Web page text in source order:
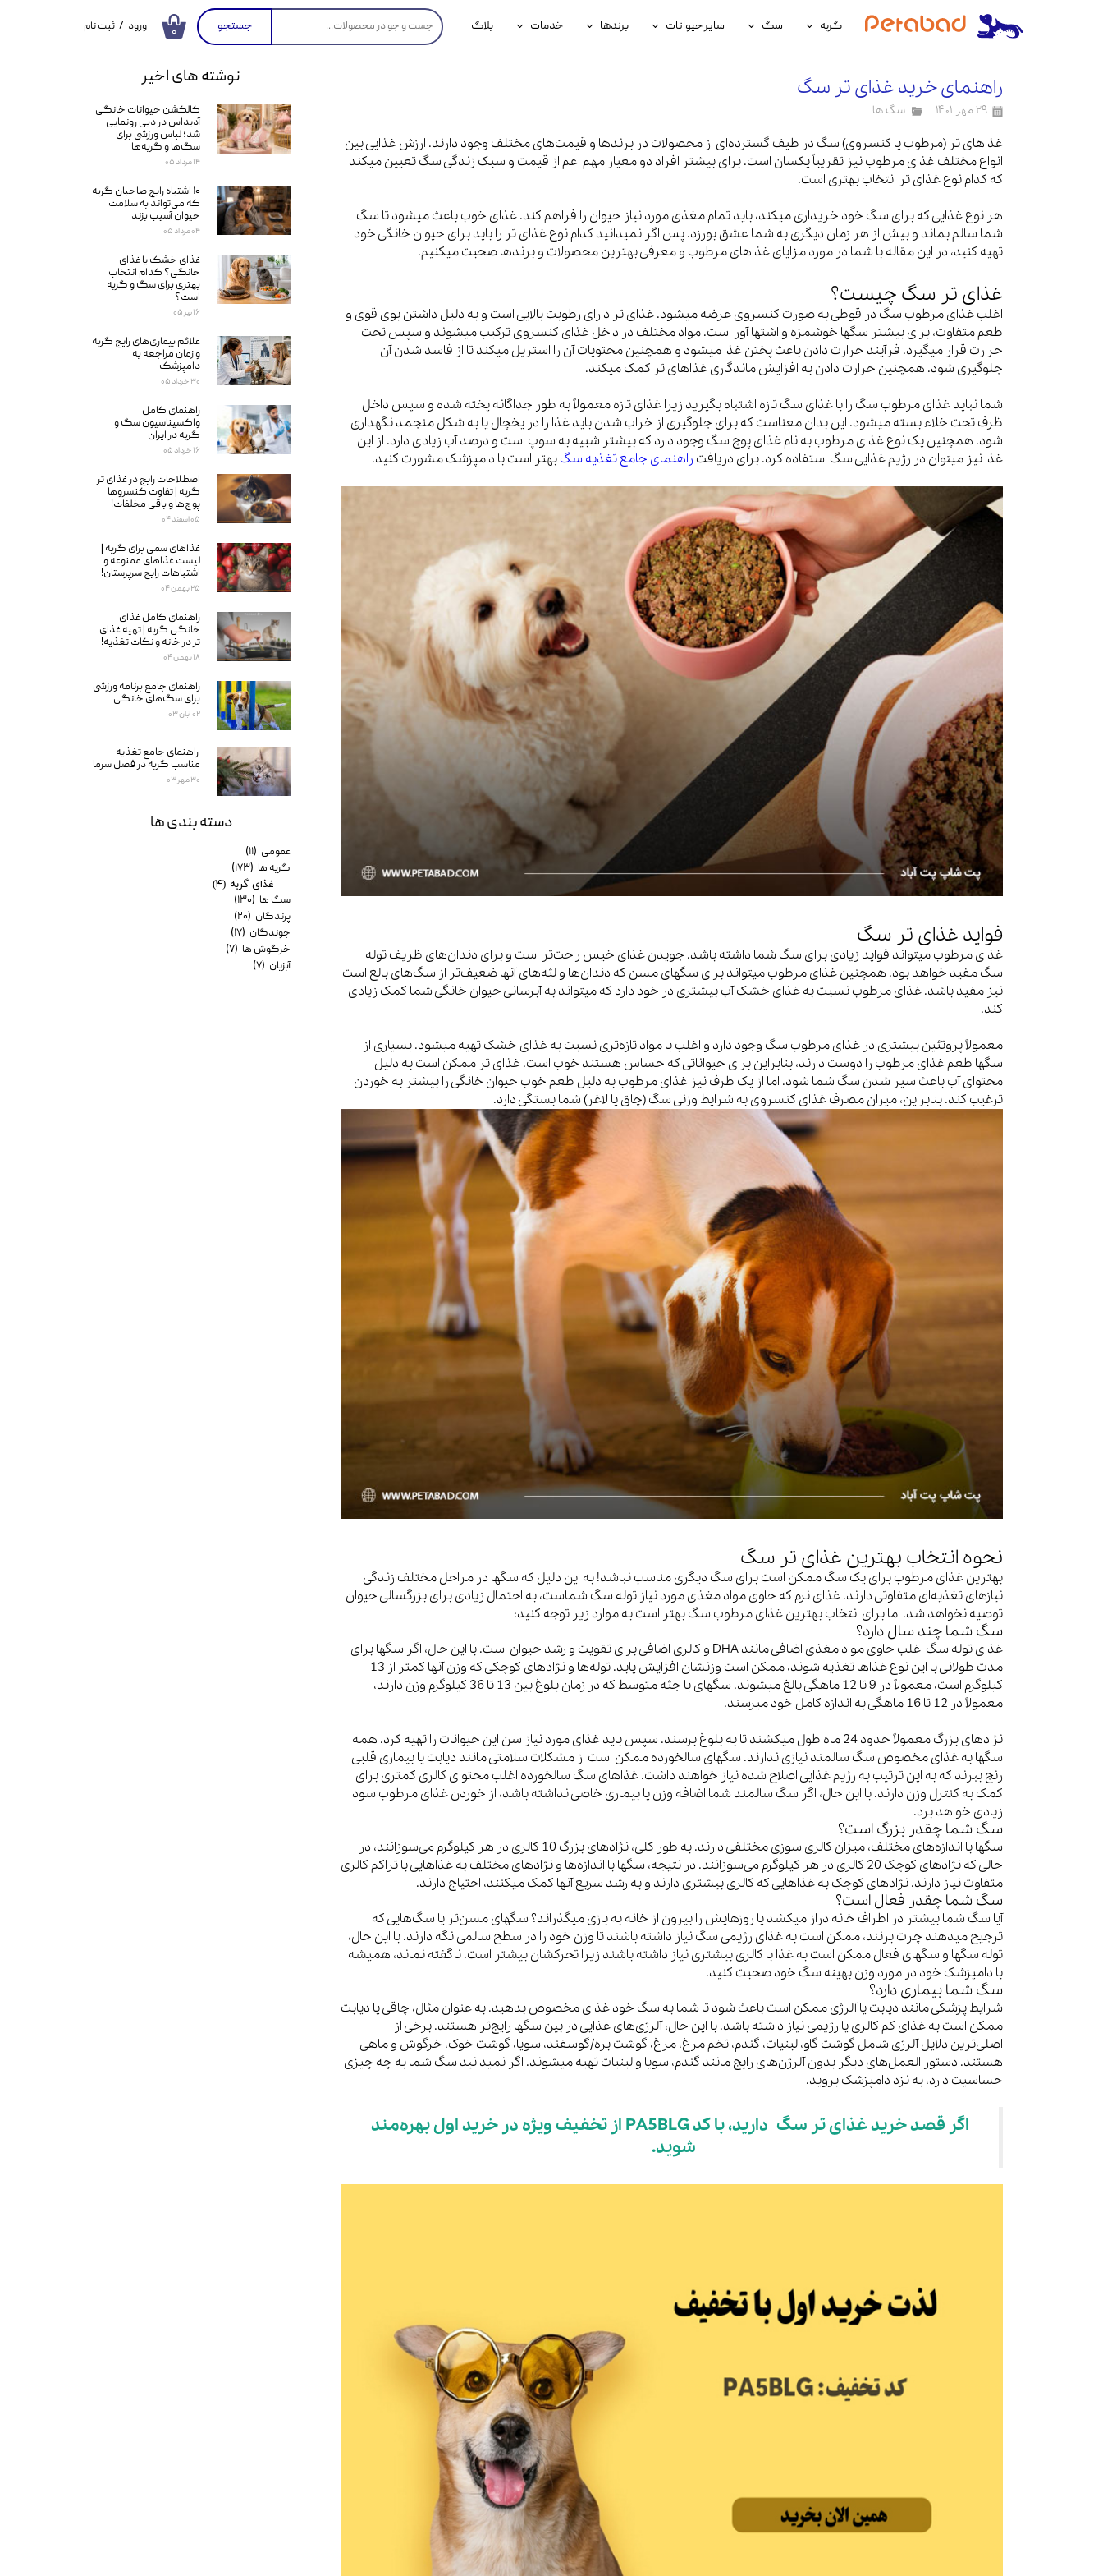
۰ جستجو گربه
لوازم نگهداری گربه
آرایشی و بهداشتی گربه
سگ
آرایشی و بهداشتی سگ
سایر حیوانات برندها
بیفار
رولی
شایر
نیناپت
وینستون
ونپی
خدمات بلاگ ورود / ثبت نام
سفارشات
خروج از حساب
راهنمای خرید غذای تر سگ
۲۹ مهر ۱۴۰۱ سگ ها
غذاهای تر (مرطوب یا کنسروی) سگ در طیف گسترده‌ای از محصولات در برندها و قیمت‌های مختلف وجود دارند. ارزش غذایی بین
انواع مختلف غذای مرطوب نیز تقریباً یکسان است. برای بیشتر افراد دو معیار مهم اعم از قیمت و سبک زندگی سگ تعیین میکند
که کدام نوع غذای تر انتخاب بهتری است.
هر نوع غذایی که برای سگ خود خریداری میکند، باید تمام مغذی مورد نیاز حیوان را فراهم کند. غذای خوب باعث میشود تا سگ
شما سالم بماند و بیش از هر زمان دیگری به شما عشق بورزد. پس اگر نمیدانید کدام نوع غذای تر را باید برای حیوان خانگی خود
تهیه کنید، در این مقاله با شما در مورد مزایای غذاهای مرطوب و معرفی بهترین محصولات و برندها صحبت میکنیم.
غذای تر سگ چیست؟
اغلب غذای مرطوب سگ در قوطی به صورت کنسروی عرضه میشود. غذای تر دارای رطوبت بالایی است و به دلیل داشتن بوی قوی و
طعم متفاوت، برای بیشتر سگها خوشمزه و اشتها آور است. مواد مختلف در داخل غذای کنسروی ترکیب میشوند و سپس تحت
حرارت قرار میگیرد. فرآیند حرارت دادن باعث پختن غذا میشود و همچنین محتویات آن را استریل میکند تا از فاسد شدن آن
جلوگیری شود. همچنین حرارت دادن به افزایش ماندگاری غذاهای تر کمک میکند.
شما نباید غذای مرطوب سگ را با غذای سگ تازه اشتباه بگیرید زیرا غذای تازه معمولاً به طور جداگانه پخته شده و سپس داخل
ظرف تحت خلاء بسته میشود. این بدان معناست که برای جلوگیری از خراب شدن باید غذا را در یخچال یا به شکل منجمد نگهداری
شود. همچنین یک نوع غذای مرطوب به نام غذای پوچ سگ وجود دارد که بیشتر شبیه به سوپ است و درصد آب زیادی دارد. از این
غذا نیز میتوان در رژیم غذایی سگ استفاده کرد. برای دریافت راهنمای جامع تغذیه سگبهتر است با دامپزشک مشورت کنید.
فواید غذای تر سگ
غذای مرطوب میتواند فواید زیادی برای سگ شما داشته باشد. جویدن غذای خیس راحت‌تر است و برای دندان‌های ظریف توله
سگ مفید خواهد بود. همچنین غذای مرطوب میتواند برای سگهای مسن که دندان‌ها و لثه‌های آنها ضعیف‌تر از سگ‌های بالغ است
نیز مفید باشد. غذای مرطوب نسبت به غذای خشک آب بیشتری در خود دارد که میتواند به آبرسانی حیوان خانگی شما کمک زیادی
کند.
معمولاً پروتئین بیشتری در غذای مرطوب سگ وجود دارد و اغلب با مواد تازه‌تری نسبت به غذای خشک تهیه میشود. بسیاری از
سگها طعم غذای مرطوب را دوست دارند، بنابراین برای حیواناتی که حساس هستند خوب است. غذای تر ممکن است به دلیل
محتوای آب باعث سیر شدن سگ شما شود. اما از یک طرف نیز غذای مرطوب به دلیل طعم خوب حیوان خانگی را بیشتر به خوردن
ترغیب کند. بنابراین، میزان مصرف غذای کنسروی به شرایط وزنی سگ (چاق یا لاغر) شما بستگی دارد.
نحوه انتخاب بهترین غذای تر سگ
بهترین غذای مرطوب برای یک سگ ممکن است برای سگ دیگری مناسب نباشد! به این دلیل که سگها در مراحل مختلف زندگی
نیازهای تغذیه‌ای متفاوتی دارند. غذای نرم که حاوی مواد مغذی مورد نیاز توله سگ شماست، به احتمال زیادی برای بزرگسالی حیوان
توصیه نخواهد شد. اما برای انتخاب بهترین غذای مرطوب سگ بهتر است به موارد زیر توجه کنید:
سگ شما چند سال دارد؟
غذای توله سگ اغلب حاوی مواد مغذی اضافی مانند DHA و کالری اضافی برای تقویت و رشد حیوان است. با این حال، اگر سگها برای
مدت طولانی با این نوع غذاها تغذیه شوند، ممکن است وزنشان افزایش یابد. توله‌ها و نژادهای کوچکی که وزن آنها کمتر از 13
کیلوگرم است، معمولاً در 9 تا 12 ماهگی بالغ میشوند. سگهای با جثه متوسط که در زمان بلوغ بین 13 تا 36 کیلوگرم وزن دارند،
معمولاً در 12 تا 16 ماهگی به اندازه کامل خود میرسند.
نژادهای بزرگ معمولاً حدود 24 ماه طول میکشند تا به بلوغ برسند. سپس باید غذای مورد نیاز سن این حیوانات را تهیه کرد. همه
سگها به غذای مخصوص سگ سالمند نیازی ندارند. سگهای سالخورده ممکن است از مشکلات سلامتی مانند دیابت یا بیماری قلبی
رنج ببرند که به این ترتیب به رژیم غذایی اصلاح شده نیاز خواهند داشت. غذاهای سگ سالخورده اغلب محتوای کالری کمتری برای
کمک به کنترل وزن دارند. با این حال، اگر سگ سالمند شما اضافه وزن یا بیماری خاصی نداشته باشد، از خوردن غذای مرطوب سود
زیادی خواهد برد.
سگ شما چقدر بزرگ است؟
سگها با اندازه‌های مختلف، میزان کالری سوزی مختلفی دارند. به طور کلی، نژادهای بزرگ 10 کالری در هر کیلوگرم می‌سوزانند، در
حالی که نژادهای کوچک 20 کالری در هر کیلوگرم می‌سوزانند. در نتیجه، سگها با اندازه‌ها و نژادهای مختلف به غذاهایی با تراکم کالری
متفاوت نیاز دارند. نژادهای کوچک به غذاهایی که کالری بیشتری دارند و به رشد سریع آنها کمک میکنند، احتیاج دارند.
سگ شما چقدر فعال است؟
آیا سگ شما بیشتر در اطراف خانه دراز میکشد یا روزهایش را بیرون از خانه به بازی میگذراند؟ سگهای مسن‌تر یا سگ‌هایی که
ترجیح میدهند چرت بزنند، ممکن است به غذای رژیمی سگ نیاز داشته باشند تا وزن خود را در سطح سالمی نگه دارند. با این حال،
توله سگها و سگهای فعال ممکن است به غذا با کالری بیشتری نیاز داشته باشند زیرا تحرکشان بیشتر است. ناگفته نماند، همیشه
با دامپزشک خود در مورد وزن بهینه سگ خود صحبت کنید.
سگ شما بیماری دارد؟
شرایط پزشکی مانند دیابت یا آلرژی ممکن است باعث شود تا شما به سگ خود غذای مخصوص بدهید. به عنوان مثال، چاقی یا دیابت
ممکن است به غذای کم کالری یا رژیمی نیاز داشته باشد. با این حال، آلرژی‌های غذایی در بین سگها رایج‌تر هستند. برخی از
اصلی‌ترین دلایل آلرژی شامل گوشت گاو، لبنیات، گندم، تخم مرغ، مرغ، گوشت بره/گوسفند، سویا، گوشت خوک، خرگوش و ماهی
هستند. دستور العمل‌های دیگر بدون آلرژن‌های رایج مانند گندم، سویا و لبنیات تهیه میشوند. اگر نمیدانید سگ شما به چه چیزی
حساسیت دارد، به نزد دامپزشک بروید.
اگر قصد خرید غذای تر سگ دارید، با کد PA5BLG از تخفیف ویژه در خرید اول بهره‌مند
شوید.
نوشته های اخیر
کالکشن حیوانات خانگی
آدیداس در دبی رونمایی
شد؛ لباس ورزشی برای
سگ‌ها و گربه‌ها
۱۴ مرداد ۰۵
۱۰ اشتباه رایج صاحبان گربه
که می‌تواند به سلامت
حیوان آسیب بزند
۰۴ مرداد ۰۵
غذای خشک یا غذای
خانگی؟ کدام انتخاب
بهتری برای سگ و گربه
است؟
۱۶ تیر ۰۵
علائم بیماری‌های رایج گربه
و زمان مراجعه به
دامپزشک
۳۰ خرداد ۰۵
راهنمای کامل
واکسیناسیون سگ و
گربه در ایران
۱۶ خرداد ۰۵
اصطلاحات رایج در غذای تر
گربه | تفاوت کنسروها
پوچ‌ها و باقی مخلفات!
۰۵ اسفند ۰۴
غذاهای سمی برای گربه‌ |
لیست غذاهای ممنوعه و
اشتباهات رایج سرپرستان!
۲۵ بهمن ۰۴
راهنمای کامل غذای
خانگی گربه | تهیه غذای
تر در خانه و نکات تغذیه!
۱۸ بهمن ۰۴
راهنمای جامع برنامه ورزشی
برای سگ‌های خانگی
۰۲ آبان ۰۳
راهنمای جامع تغذیه
مناسب گربه در فصل سرما
۳۰ مهر ۰۳
دسته بندی ها
عمومی (۱۱)
گربه ها (۱۷۳)
غذای گربه (۴)
سگ ها (۱۳۰)
پرندگان (۲۰)
جوندگان (۱۷)
خرگوش ها (۷)
آبزیان (۷)